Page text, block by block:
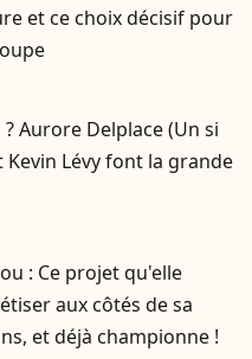
et ce choix décisif pour
Aurore Delplace (Un si
Kevin Lévy font la grande
: Ce projet qu'elle
aux côtés de sa
et déjà championne !